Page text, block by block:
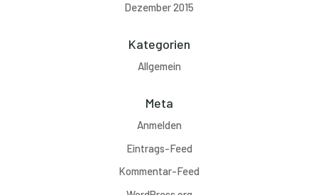
Dezember 2015
Kategorien
Allgemein
Meta
Anmelden
Eintrags-Feed
Kommentar-Feed